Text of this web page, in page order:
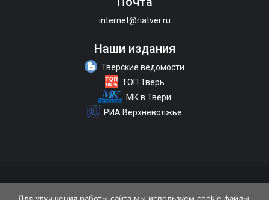
internet@riatver.ru
Наши издания
Тверские ведомости
ТОП Тверь
МК в Твери
РИА Верхневолжье